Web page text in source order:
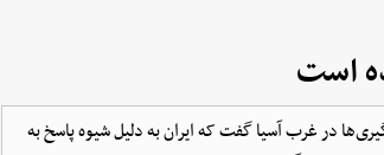
است
در غرب آسیا گفت که ایران به دلیل شیوه پاسخ به